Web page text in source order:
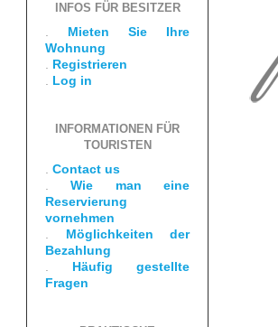
INFOS FÜR BESITZER
Mieten Sie Ihre
Wohnung
Registrieren
Log in
INFORMATIONEN FÜR
TOURISTEN
Contact us
.Wie man eine
Reservierung
vornehmen
Möglichkeiten der
Bezahlung
Häufig gestellte
Fragen